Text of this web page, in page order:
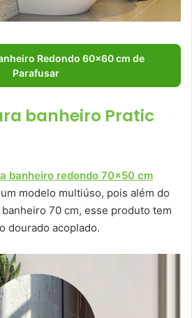
Redondo 60×60 cm de
Parafusar
banheiro Pratic
banheiro redondo 70×50 cm
modelo multiúso, pois além do
70 cm, esse produto tem
dourado acoplado.